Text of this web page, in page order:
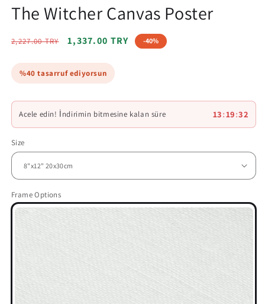
The Witcher Canvas Poster
Regular
2,227.00 TRY
Sale
1,337.00 TRY -40%
%40 tasarruf ediyorsun
Acele edin! İndirimin bitmesine kalan süre 13:19:30
Size
Frame Options